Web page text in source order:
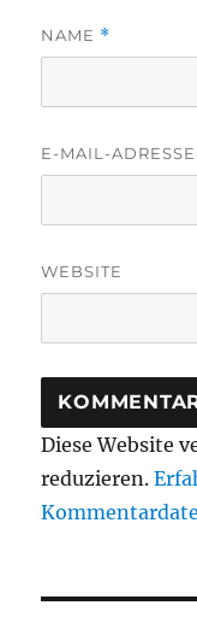
NAME *
E-MAIL-ADRESSE
WEBSITE
Diese Website
reduzieren.